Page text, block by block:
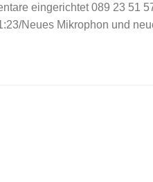
eingerichtet 089 23 51
Neues Mikrophon und